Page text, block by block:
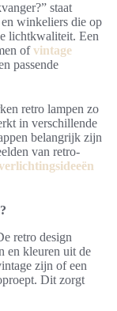
staat
winkeliers die op
lichtkwaliteit. Een
ofvintage
passende
retro lampen zo
in verschillende
belangrijk zijn
van retro-
retro design
en kleuren uit de
zijn of een
Dit zorgt